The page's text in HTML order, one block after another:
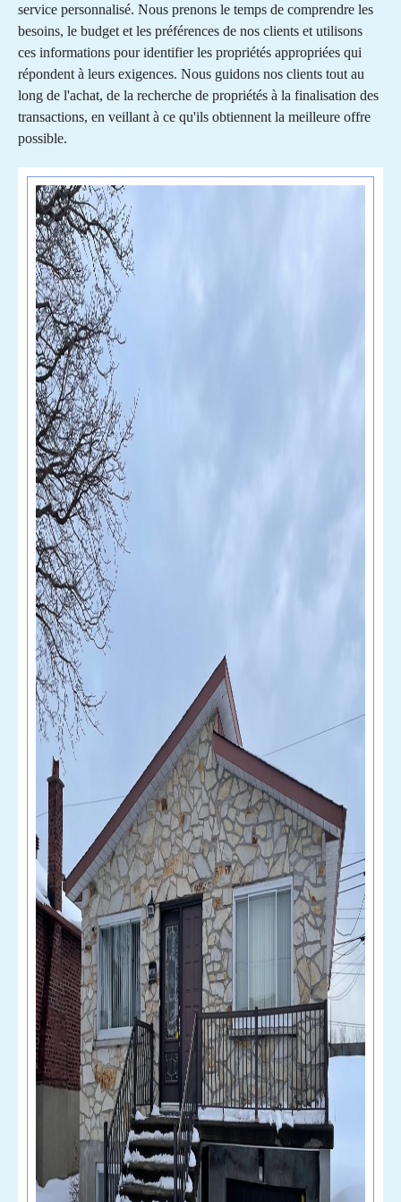
service personnalisé. Nous prenons le temps de comprendre les
besoins, le budget et les préférences de nos clients et utilisons
ces informations pour identifier les propriétés appropriées qui
répondent à leurs exigences. Nous guidons nos clients tout au
long de l'achat, de la recherche de propriétés à la finalisation des
transactions, en veillant à ce qu'ils obtiennent la meilleure offre
possible.